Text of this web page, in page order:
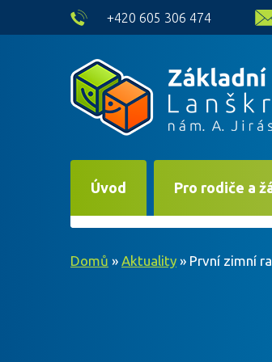
skip to main content
+420 605 306 474
Úvod Pro rodiče a
Domů » Aktuality » První zimní